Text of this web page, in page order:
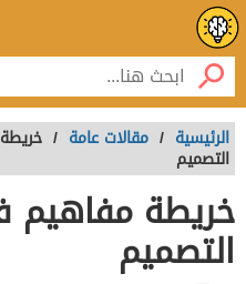
الرئيسية / مقالات عامة /
التصميم
خريطة مفاهيم
التصميم